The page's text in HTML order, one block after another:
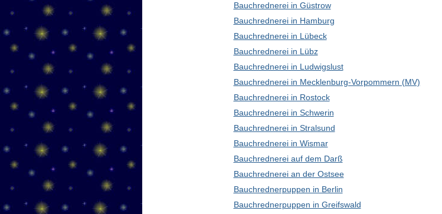
Bauchrednerei in Güstrow
Bauchrednerei in Hamburg
Bauchrednerei in Lübeck
Bauchrednerei in Lübz
Bauchrednerei in Ludwigslust
Bauchrednerei in Mecklenburg-Vorpommern (MV)
Bauchrednerei in Rostock
Bauchrednerei in Schwerin
Bauchrednerei in Stralsund
Bauchrednerei in Wismar
Bauchrednerei auf dem Darß
Bauchrednerei an der Ostsee
Bauchrednerpuppen in Berlin
Bauchrednerpuppen in Greifswald